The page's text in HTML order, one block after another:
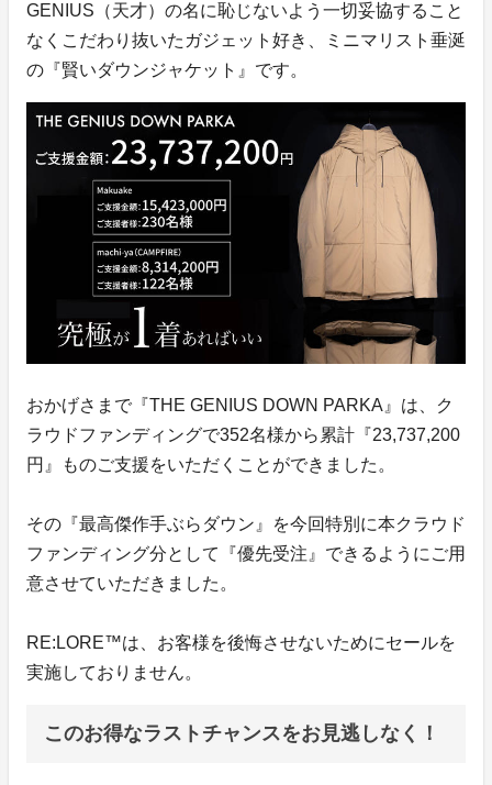
GENIUS（天才）の名に恥じないよう一切妥協すること
なくこだわり抜いたガジェット好き、ミニマリスト垂涎
の『賢いダウンジャケット』です。
おかげさまで『THE GENIUS DOWN PARKA』は、ク
ラウドファンディングで352名様から累計『23,737,200
円』ものご支援をいただくことができました。
その『最高傑作手ぶらダウン』を今回特別に本クラウド
ファンディング分として『優先受注』できるようにご用
意させていただきました。
RE:LORE™は、お客様を後悔させないためにセールを
実施しておりません。
このお得なラストチャンスをお見逃しなく！